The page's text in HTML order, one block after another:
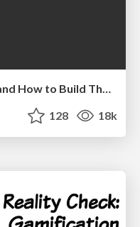
128 18k